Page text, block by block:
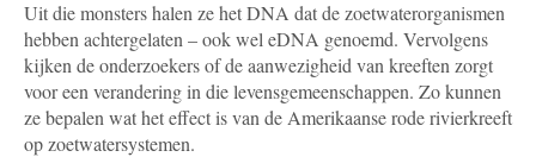
Uit die monsters halen ze het DNA dat de zoetwaterorganismen
hebben achtergelaten – ook wel eDNA genoemd. Vervolgens
kijken de onderzoekers of de aanwezigheid van kreeften zorgt
voor een verandering in die levensgemeenschappen. Zo kunnen
ze bepalen wat het effect is van de Amerikaanse rode rivierkreeft
op zoetwatersystemen.